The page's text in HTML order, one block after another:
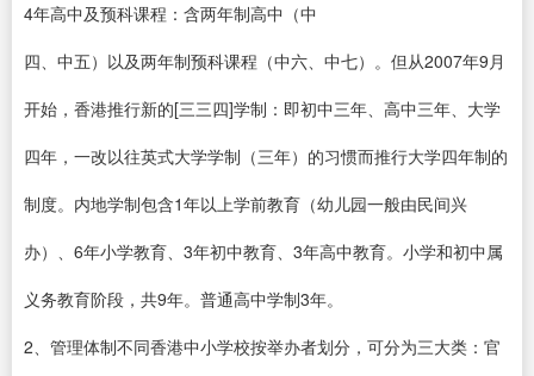
4年高中及预科课程：含两年制高中（中
四、中五）以及两年制预科课程（中六、中七）。但从2007年9月
开始，香港推行新的[三三四]学制：即初中三年、高中三年、大学
四年，一改以往英式大学学制（三年）的习惯而推行大学四年制的
制度。内地学制包含1年以上学前教育（幼儿园一般由民间兴
办）、6年小学教育、3年初中教育、3年高中教育。小学和初中属
义务教育阶段，共9年。普通高中学制3年。
2、管理体制不同香港中小学校按举办者划分，可分为三大类：官